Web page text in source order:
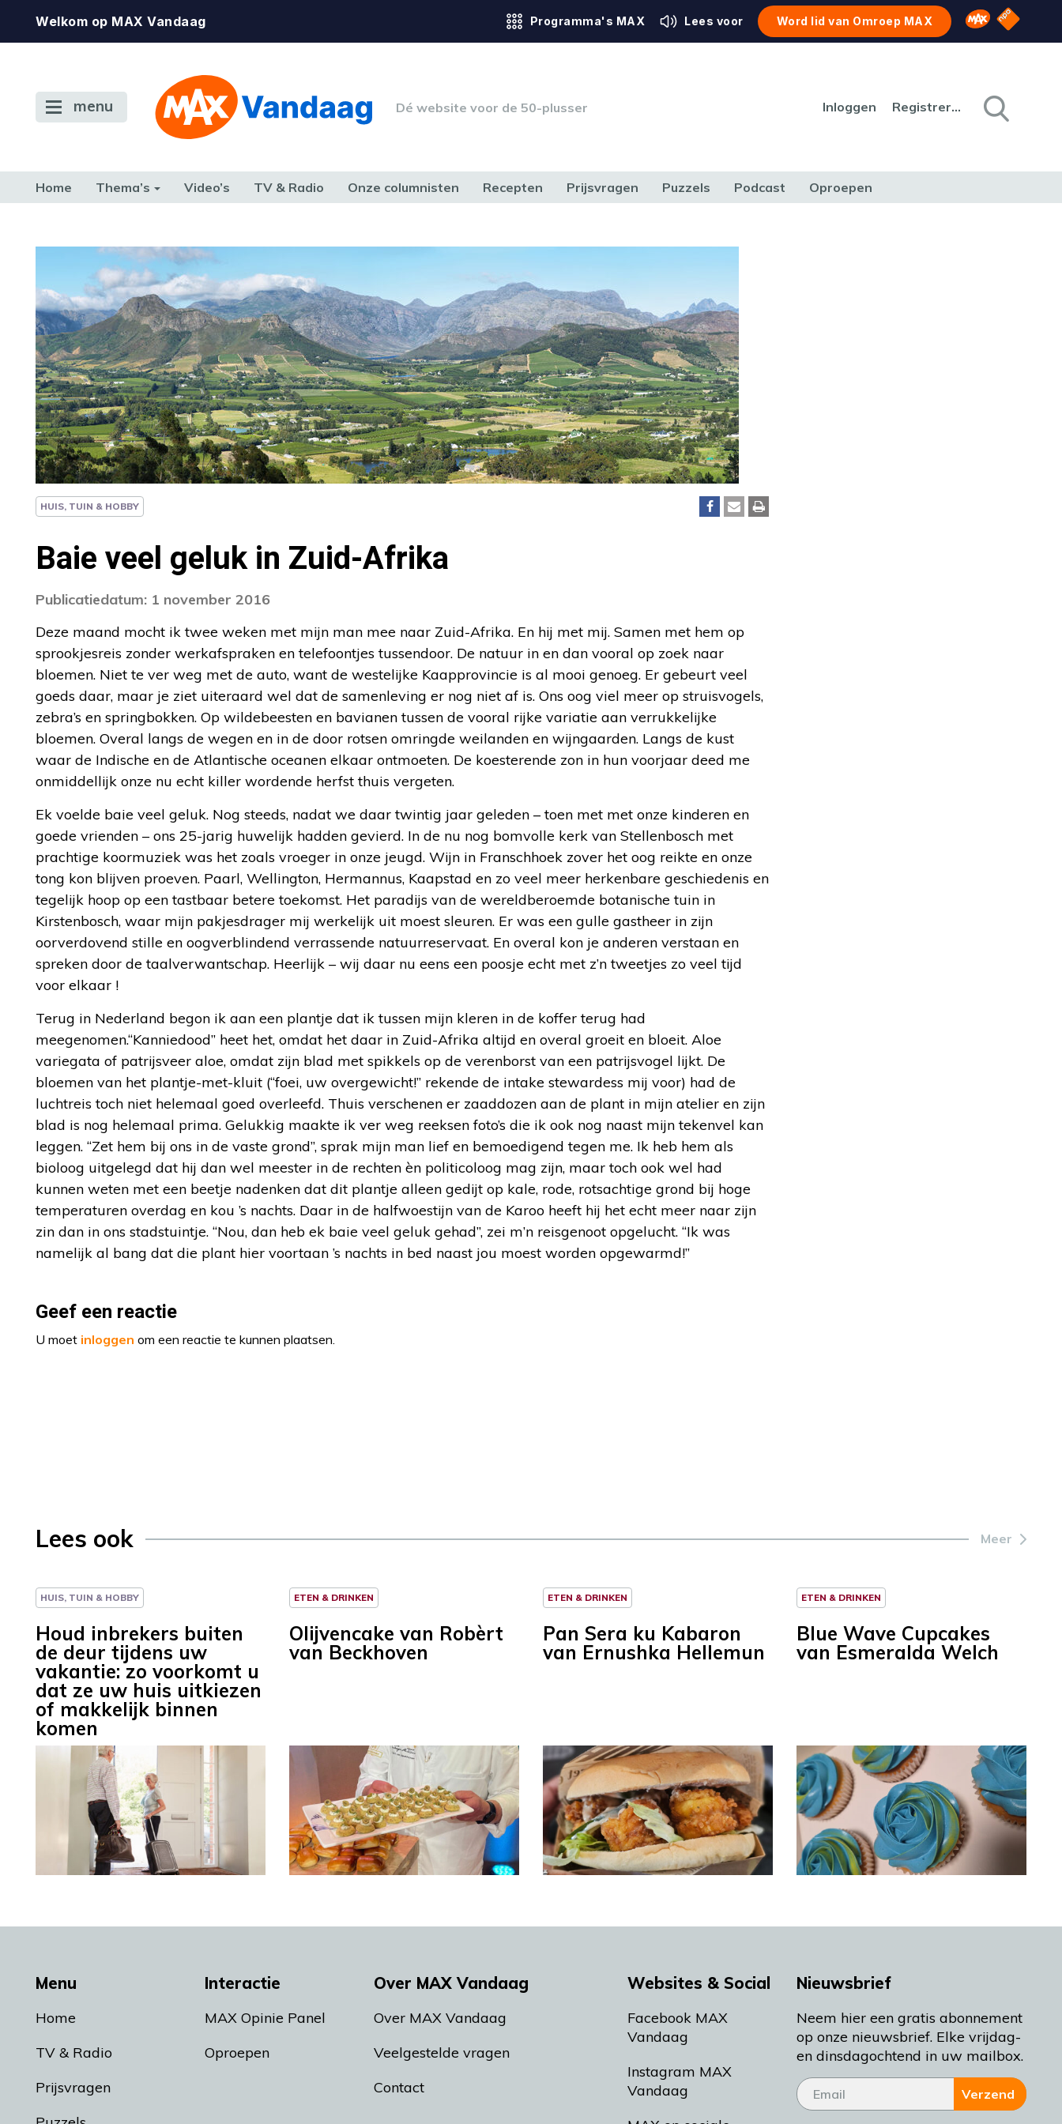
Welkom op MAX Vandaag Programma's MAX Lees voor Word lid van Omroep MAX Omroep MAX
NPO
menu Dé website voor de 50-plusser Inloggen Registreren
Home Thema’s Video’s TV & Radio Onze columnisten Recepten Prijsvragen Puzzels Podcast Oproepen
HUIS, TUIN & HOBBY
Baie veel geluk in Zuid-Afrika
Publicatiedatum: 1 november 2016
Deze maand mocht ik twee weken met mijn man mee naar Zuid-Afrika. En hij met mij. Samen met hem op
sprookjesreis zonder werkafspraken en telefoontjes tussendoor. De natuur in en dan vooral op zoek naar
bloemen. Niet te ver weg met de auto, want de westelijke Kaapprovincie is al mooi genoeg. Er gebeurt veel
goeds daar, maar je ziet uiteraard wel dat de samenleving er nog niet af is. Ons oog viel meer op struisvogels,
zebra’s en springbokken. Op wildebeesten en bavianen tussen de vooral rijke variatie aan verrukkelijke
bloemen. Overal langs de wegen en in de door rotsen omringde weilanden en wijngaarden. Langs de kust
waar de Indische en de Atlantische oceanen elkaar ontmoeten. De koesterende zon in hun voorjaar deed me
onmiddellijk onze nu echt killer wordende herfst thuis vergeten.
Ek voelde baie veel geluk. Nog steeds, nadat we daar twintig jaar geleden – toen met met onze kinderen en
goede vrienden – ons 25-jarig huwelijk hadden gevierd. In de nu nog bomvolle kerk van Stellenbosch met
prachtige koormuziek was het zoals vroeger in onze jeugd. Wijn in Franschhoek zover het oog reikte en onze
tong kon blijven proeven. Paarl, Wellington, Hermannus, Kaapstad en zo veel meer herkenbare geschiedenis en
tegelijk hoop op een tastbaar betere toekomst. Het paradijs van de wereldberoemde botanische tuin in
Kirstenbosch, waar mijn pakjesdrager mij werkelijk uit moest sleuren. Er was een gulle gastheer in zijn
oorverdovend stille en oogverblindend verrassende natuurreservaat. En overal kon je anderen verstaan en
spreken door de taalverwantschap. Heerlijk – wij daar nu eens een poosje echt met z’n tweetjes zo veel tijd
voor elkaar !
Terug in Nederland begon ik aan een plantje dat ik tussen mijn kleren in de koffer terug had
meegenomen.“Kanniedood” heet het, omdat het daar in Zuid-Afrika altijd en overal groeit en bloeit. Aloe
variegata of patrijsveer aloe, omdat zijn blad met spikkels op de verenborst van een patrijsvogel lijkt. De
bloemen van het plantje-met-kluit (“foei, uw overgewicht!” rekende de intake stewardess mij voor) had de
luchtreis toch niet helemaal goed overleefd. Thuis verschenen er zaaddozen aan de plant in mijn atelier en zijn
blad is nog helemaal prima. Gelukkig maakte ik ver weg reeksen foto’s die ik ook nog naast mijn tekenvel kan
leggen. “Zet hem bij ons in de vaste grond”, sprak mijn man lief en bemoedigend tegen me. Ik heb hem als
bioloog uitgelegd dat hij dan wel meester in de rechten èn politicoloog mag zijn, maar toch ook wel had
kunnen weten met een beetje nadenken dat dit plantje alleen gedijt op kale, rode, rotsachtige grond bij hoge
temperaturen overdag en kou ’s nachts. Daar in de halfwoestijn van de Karoo heeft hij het echt meer naar zijn
zin dan in ons stadstuintje. “Nou, dan heb ek baie veel geluk gehad”, zei m’n reisgenoot opgelucht. “Ik was
namelijk al bang dat die plant hier voortaan ’s nachts in bed naast jou moest worden opgewarmd!”
Geef een reactie
U moet inloggen om een reactie te kunnen plaatsen.
Lees ook Meer
HUIS, TUIN & HOBBY
Houd inbrekers buiten
de deur tijdens uw
vakantie: zo voorkomt u
dat ze uw huis uitkiezen
of makkelijk binnen
komen
ETEN & DRINKEN
Olijvencake van Robèrt
van Beckhoven
ETEN & DRINKEN
Pan Sera ku Kabaron
van Ernushka Hellemun
ETEN & DRINKEN
Blue Wave Cupcakes
van Esmeralda Welch
Menu
Home
TV & Radio
Prijsvragen
Interactie
MAX Opinie Panel
Oproepen
Over MAX Vandaag
Over MAX Vandaag
Veelgestelde vragen
Contact
Websites & Social
Facebook MAX
Vandaag
Instagram MAX
Vandaag
Nieuwsbrief
Neem hier een gratis abonnement
op onze nieuwsbrief. Elke vrijdag-
en dinsdagochtend in uw mailbox.
Verzend